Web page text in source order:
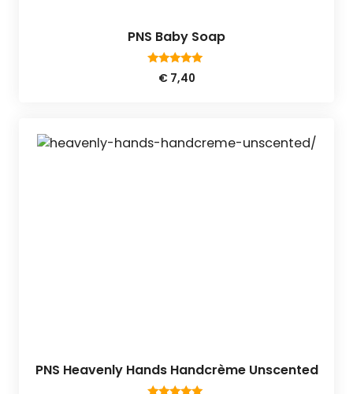
PNS Baby Soap
5.00
van 5
€7,40
PNS Heavenly Hands Handcrème Unscented